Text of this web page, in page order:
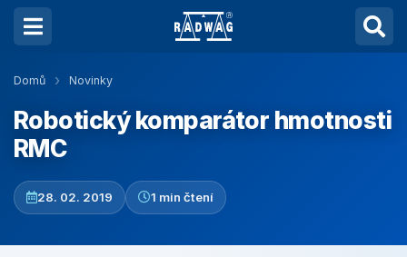
Domů Novinky
Robotický komparátor hmotnosti
RMC
28. 02. 2019 1 min čtení